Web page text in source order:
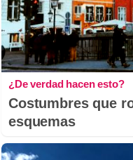
¿De verdad hacen esto?
Costumbres que
esquemas